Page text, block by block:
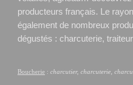
producteurs français. Le
également de nombreux
dégustés : charcuterie,
Boucherie : charcutier, charcuterie,